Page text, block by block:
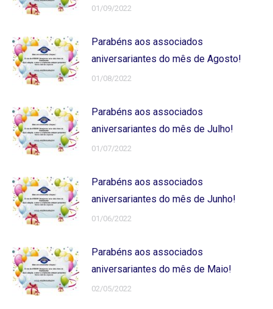
01/09/2022
Parabéns aos associados
aniversariantes do mês de Agosto!
01/08/2022
Parabéns aos associados
aniversariantes do mês de Julho!
01/07/2022
Parabéns aos associados
aniversariantes do mês de Junho!
01/06/2022
Parabéns aos associados
aniversariantes do mês de Maio!
02/05/2022